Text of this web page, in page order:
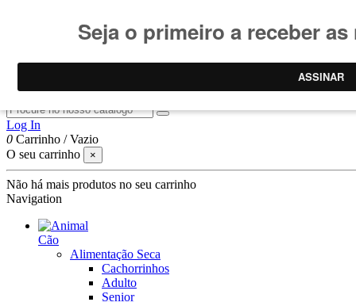
Consultecondições promoções.
Promoções limitadas ao stock
Pesquisar
Log In
0 Carrinho /Vazio
O seu carrinho
×
Não há mais produtos no seu carrinho
Navigation
Cão
Alimentação Seca
Cachorrinhos
Adulto
Senior